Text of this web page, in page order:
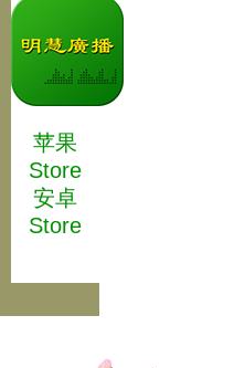
苹果
Store
安卓
Store